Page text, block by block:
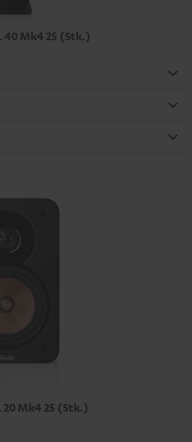
40 Mk4 25 (Stk.)
Mk4 25 (Stk.)